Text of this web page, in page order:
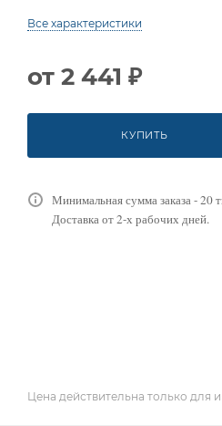
Все характеристики
от 2 441 ₽
КУПИТЬ
Минимальная сумма заказа - 20
Доставка от 2-х рабочих дней.
Цена действительна только для